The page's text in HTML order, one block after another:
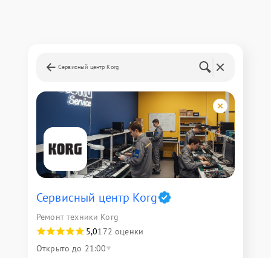
Сервисный центр Korg
Сервисный центр Korg
Ремонт техники Korg
5,0172 оценки
Открыто до 21:00